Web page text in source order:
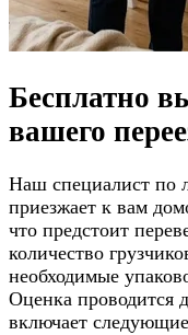
Бесплатно
вашего
Наш специалист по
приезжает к вам
что предстоит
количество
необходимые
Оценка проводится
включает